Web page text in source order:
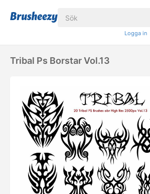
Logga in
Tribal Ps Borstar Vol.13